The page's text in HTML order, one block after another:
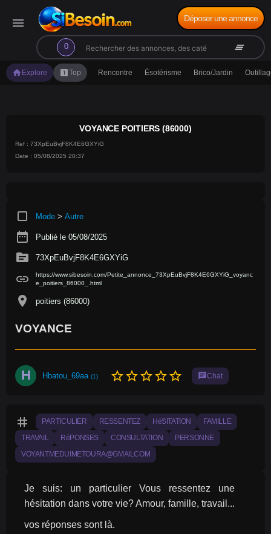
menu
0
search clear_all
Déposer une annonce
home Explore looks_oneTop Rencontre Ésotérisme Brico/Jardin
VOYANCE POITIERS (86000)
Ref : 73XpEuBvjF8K4E6GXYiG
Date : 05/08/2025 20:37
crop_square Mode > Autre
date_range Publié le 05/08/2025
source 73XpEuBvjF8K4E6GXYiG
link
https://www.sibesoin.com/Petite_annonce_73XpEuBvjF8K4E6GXYiG_voyanc
e_poitiers_86000_.html
location_on poitiers (86000)
VOYANCE
H Hbatou_69aa (1) star_borderstar_borderstar_borderstar_borderstar_border chatChat
tag PARTICULIER RESSENTEZ HéSITATION FAMILLE
TRAVAIL RéPONSES CONSULTATION PERSONNE
VOYANTMEDUIMETOURA@GMAILCOM
Je suis: un particulier Vous ressentez une
hésitation dans votre vie? Amour, famille, travail...
vos réponses sont là.